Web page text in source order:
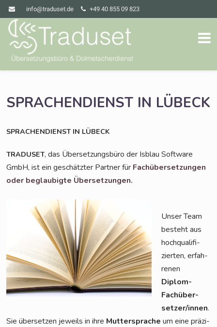
info@traduset.de +49 40 855 09 823
SPRACHENDIENST IN LÜBECK
SPRACHENDIENST IN LÜBECK
TRADUSET, das Über­set­zungs­bü­ro der Isblau Soft­ware
GmbH, ist ein geschätz­ter Part­ner für Fach­über­set­zun­gen
oder beglau­big­te Übersetzungen.
Unser Team
besteht aus
hoch­qua­li­fi­
zier­ten, erfah­
re­nen
Diplom-
Fach­über­
set­zer/in­nen.
Sie über­set­zen jeweils in ihre Mut­ter­spra­che um eine prä­zi­